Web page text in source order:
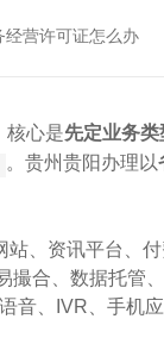
经营许可证怎么办
核心是先定业务
。贵州贵阳办理以
站、资讯平台、
撮合、数据托管
音、IVR、手机